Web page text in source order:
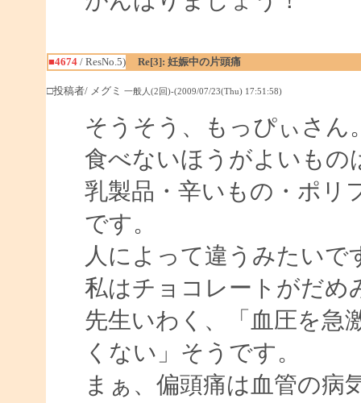
■4674/ ResNo.5) Re[3]: 妊娠中の片頭痛
□投稿者/ メグミ 一般人(2回)-(2009/07/23(Thu) 17:51:58)
そうそう、もっぴぃさん
食べないほうがよいもの
乳製品・辛いもの・ポリ
です。
人によって違うみたいで
私はチョコレートがだめ
先生いわく、「血圧を急
くない」そうです。
まぁ、偏頭痛は血管の病